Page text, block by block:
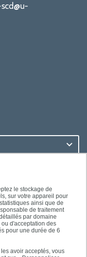
le stockage de
sur votre appareil pour
ainsi que de
de traitement
par domaine
d'acceptation des
pour une durée de 6
avoir acceptés, vous